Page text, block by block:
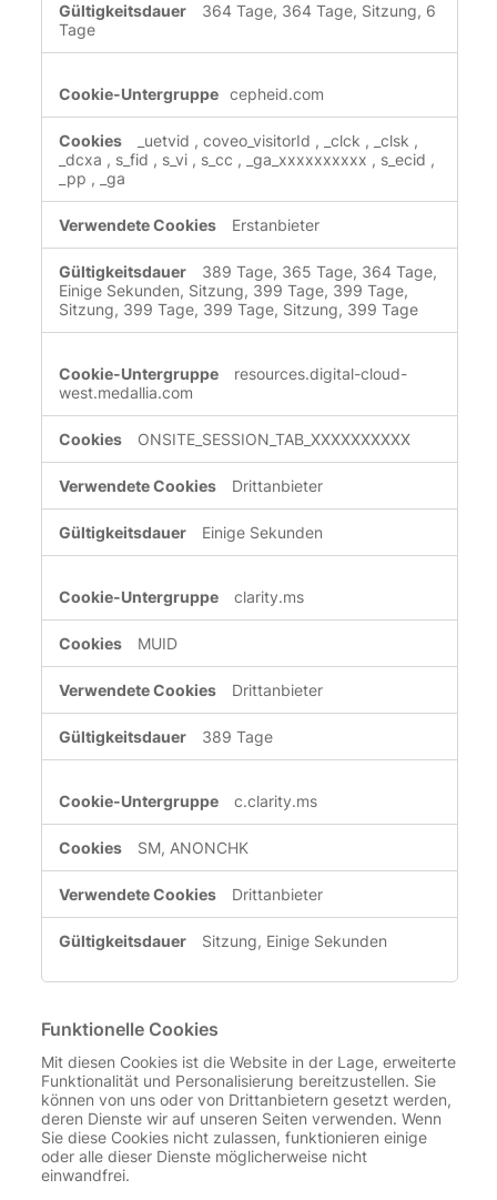
364 Tage, 364 Tage, Sitzung, 6
Tage
cepheid.com
_uetvid , coveo_visitorId , _clck , _clsk ,
_dcxa , s_fid , s_vi , s_cc , _ga_xxxxxxxxxx , s_ecid ,
_pp , _ga
Erstanbieter
389 Tage, 365 Tage, 364 Tage,
Einige Sekunden, Sitzung, 399 Tage, 399 Tage,
Sitzung, 399 Tage, 399 Tage, Sitzung, 399 Tage
resources.digital-cloud-
west.medallia.com
ONSITE_SESSION_TAB_XXXXXXXXXX
Drittanbieter
Einige Sekunden
clarity.ms
MUID
Drittanbieter
389 Tage
c.clarity.ms
SM, ANONCHK
Drittanbieter
Sitzung, Einige Sekunden
Funktionelle Cookies
Mit diesen Cookies ist die Website in der Lage, erweiterte
Funktionalität und Personalisierung bereitzustellen. Sie
können von uns oder von Drittanbietern gesetzt werden,
deren Dienste wir auf unseren Seiten verwenden. Wenn
Sie diese Cookies nicht zulassen, funktionieren einige
oder alle dieser Dienste möglicherweise nicht
einwandfrei.